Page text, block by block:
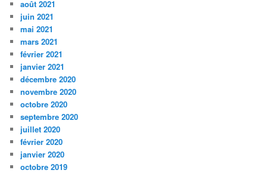
août 2021
juin 2021
mai 2021
mars 2021
février 2021
janvier 2021
décembre 2020
novembre 2020
octobre 2020
septembre 2020
juillet 2020
février 2020
janvier 2020
octobre 2019